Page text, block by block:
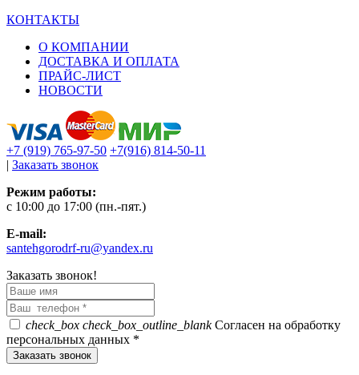
КОНТАКТЫ
О КОМПАНИИ
ДОСТАВКА И ОПЛАТА
ПРАЙС-ЛИСТ
НОВОСТИ
+7 (919) 765-97-50 +7(916) 814-50-11
| Заказать звонок
Режим работы:
c 10:00 до 17:00 (пн.-пят.)
E-mail:
santehgorodrf-ru@yandex.ru
Заказать звонок!
check_box check_box_outline_blankСогласен на обработку
персональных данных *